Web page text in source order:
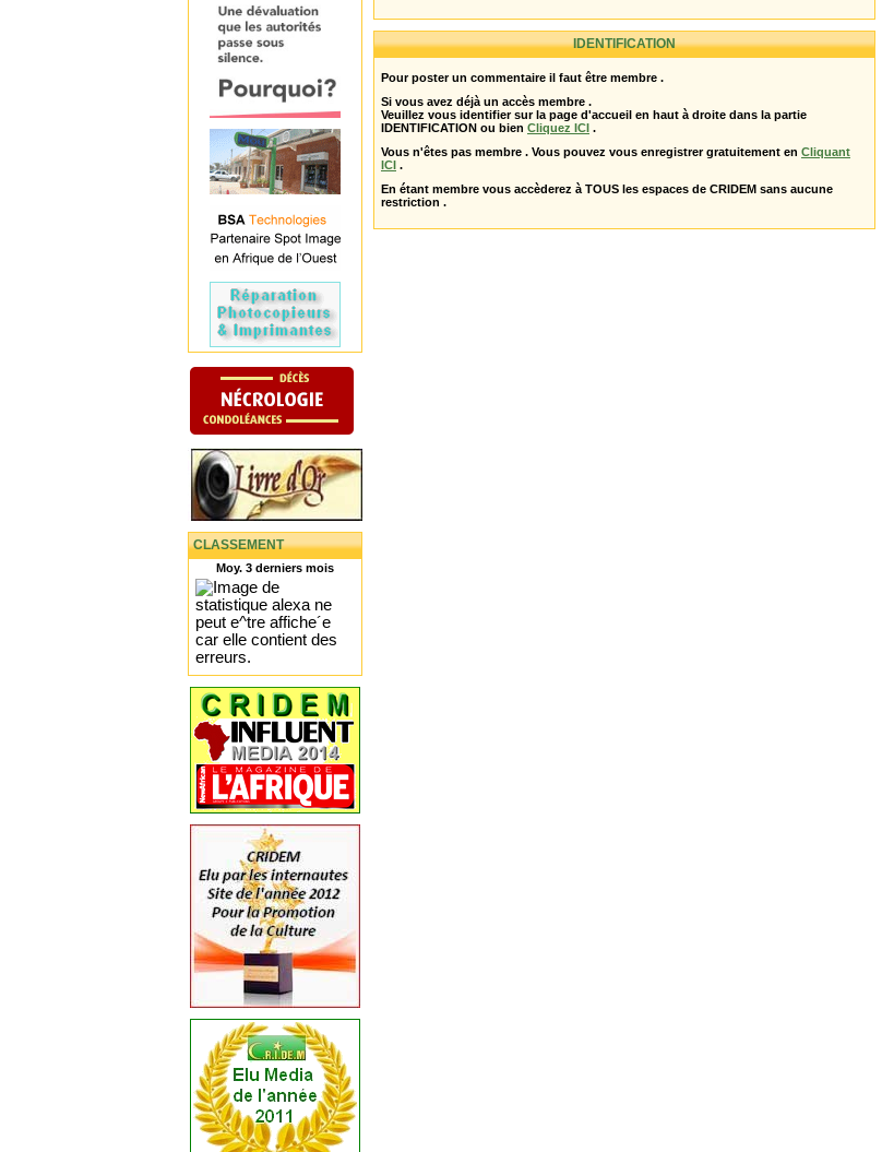
CLASSEMENT
Moy. 3 derniers mois
IDENTIFICATION
Pour poster un commentaire il faut être membre .
Si vous avez déjà un accès membre .
Veuillez vous identifier sur la page d'accueil en haut à droite dans la partie
IDENTIFICATION ou bien Cliquez ICI .
Vous n'êtes pas membre . Vous pouvez vous enregistrer gratuitement en Cliquant
ICI .
En étant membre vous accèderez à TOUS les espaces de CRIDEM sans aucune
restriction .